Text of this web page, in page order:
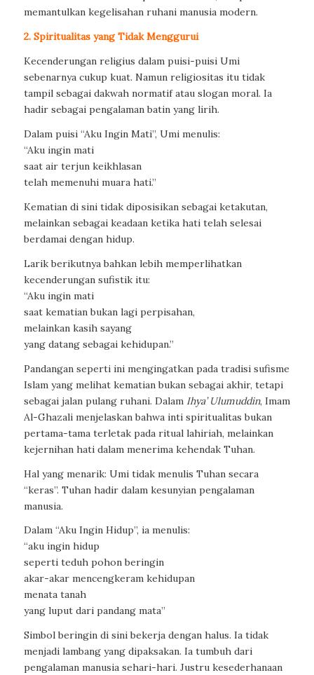
memantulkan kegelisahan ruhani manusia modern.
2. Spiritualitas yang Tidak Menggurui
Kecenderungan religius dalam puisi-puisi Umi
sebenarnya cukup kuat. Namun religiositas itu tidak
tampil sebagai dakwah normatif atau slogan moral. Ia
hadir sebagai pengalaman batin yang lirih.
Dalam puisi “Aku Ingin Mati”, Umi menulis:
“Aku ingin mati
saat air terjun keikhlasan
telah memenuhi muara hati.”
Kematian di sini tidak diposisikan sebagai ketakutan,
melainkan sebagai keadaan ketika hati telah selesai
berdamai dengan hidup.
Larik berikutnya bahkan lebih memperlihatkan
kecenderungan sufistik itu:
“Aku ingin mati
saat kematian bukan lagi perpisahan,
melainkan kasih sayang
yang datang sebagai kehidupan.”
Pandangan seperti ini mengingatkan pada tradisi sufisme
Islam yang melihat kematian bukan sebagai akhir, tetapi
sebagai jalan pulang ruhani. Dalam Ihya’ Ulumuddin, Imam
Al-Ghazali menjelaskan bahwa inti spiritualitas bukan
pertama-tama terletak pada ritual lahiriah, melainkan
kejernihan hati dalam menerima kehendak Tuhan.
Hal yang menarik: Umi tidak menulis Tuhan secara
“keras”. Tuhan hadir dalam kesunyian pengalaman
manusia.
Dalam “Aku Ingin Hidup”, ia menulis:
“aku ingin hidup
seperti teduh pohon beringin
akar-akar mencengkeram kehidupan
menata tanah
yang luput dari pandang mata”
Simbol beringin di sini bekerja dengan halus. Ia tidak
menjadi lambang yang dipaksakan. Ia tumbuh dari
pengalaman manusia sehari-hari. Justru kesederhanaan